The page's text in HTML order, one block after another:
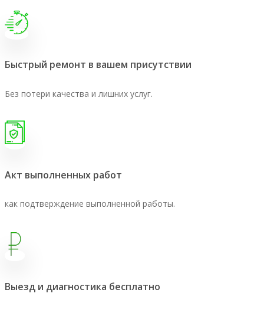
Быстрый ремонт в вашем присутствии
Без потери качества и лишних услуг.
Акт выполненных работ
как подтверждение выполненной работы.
Выезд и диагностика бесплатно